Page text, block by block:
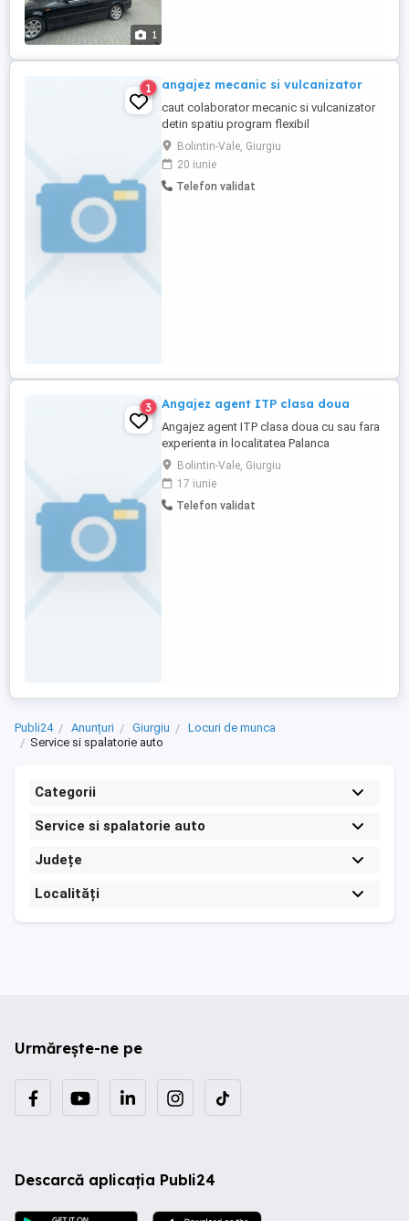
1
1 angajez mecanic si vulcanizator
caut colaborator mecanic si vulcanizator
detin spatiu program flexibil
Bolintin-Vale, Giurgiu
20 iunie
Telefon validat
3 Angajez agent ITP clasa doua
Angajez agent ITP clasa doua cu sau fara
experienta in localitatea Palanca
Bolintin-Vale, Giurgiu
17 iunie
Telefon validat
Publi24 Anunțuri Giurgiu
Locuri de munca
Service si spalatorie auto
Categorii
Service si spalatorie auto
Județe
Localități
Urmărește-ne pe
Descarcă aplicația Publi24